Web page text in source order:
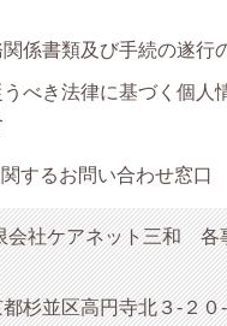
係書類及び手続の遂行
べき法律に基づく個人
するお問い合わせ窓口
会社ケアネット三和 各
都杉並区高円寺北３-２